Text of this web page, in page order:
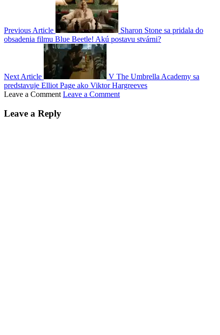
Previous Article
Sharon Stone sa pridala do
obsadenia filmu Blue Beetle! Akú postavu stvárni?
Next Article
V The Umbrella Academy sa
predstavuje Elliot Page ako Viktor Hargreeves
Leave a Comment Leave a Comment
Leave a Reply